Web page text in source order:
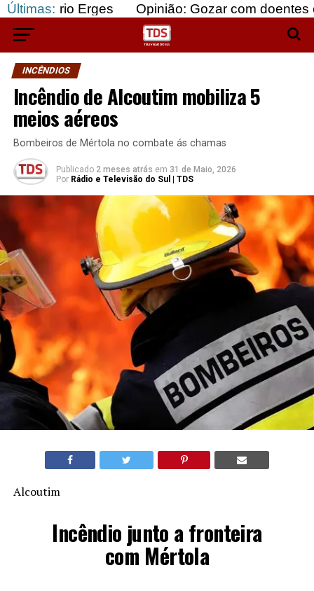
Últimas: Opinião: Gozar com doentes e bajular os
INCÊNDIOS
Incêndio de Alcoutim mobiliza 5
meios aéreos
Bombeiros de Mértola no combate ás chamas
Publicado 2 meses atrás em 31 de Maio, 2026
Por Rádio e Televisão do Sul | TDS
Alcoutim
Incêndio junto a fronteira
com Mértola